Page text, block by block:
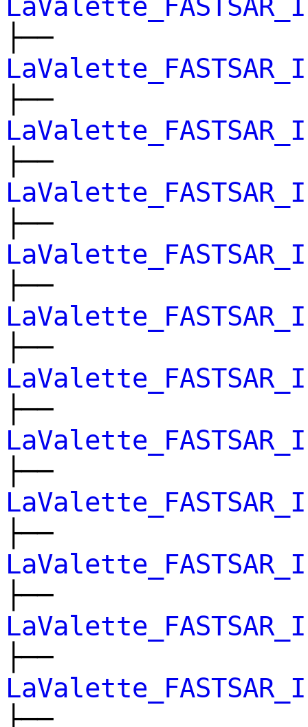
├──
├──
├──
├──
├──
├──
├──
├──
├──
├──
├──
├──